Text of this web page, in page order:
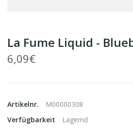
La Fume Liquid -
6,09€
Artikelnr.
M00000308
Verfügbarkeit
Lagernd